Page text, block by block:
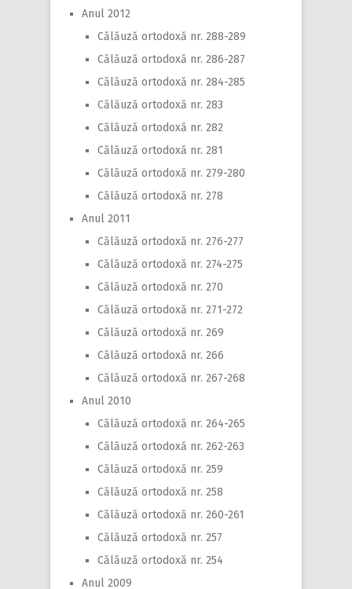
Anul 2012
Călăuză ortodoxă nr. 288-289
Călăuză ortodoxă nr. 286-287
Călăuză ortodoxă nr. 284-285
Călăuză ortodoxă nr. 283
Călăuză ortodoxă nr. 282
Călăuză ortodoxă nr. 281
Călăuză ortodoxă nr. 279-280
Călăuză ortodoxă nr. 278
Anul 2011
Călăuză ortodoxă nr. 276-277
Călăuză ortodoxă nr. 274-275
Călăuză ortodoxă nr. 270
Călăuză ortodoxă nr. 271-272
Călăuză ortodoxă nr. 269
Călăuză ortodoxă nr. 266
Călăuză ortodoxă nr. 267-268
Anul 2010
Călăuză ortodoxă nr. 264-265
Călăuză ortodoxă nr. 262-263
Călăuză ortodoxă nr. 259
Călăuză ortodoxă nr. 258
Călăuză ortodoxă nr. 260-261
Călăuză ortodoxă nr. 257
Călăuză ortodoxă nr. 254
Anul 2009